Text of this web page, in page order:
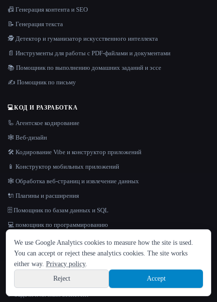
ЯЗЫК
English español Français Русский 简体中文
Hindi
Sign up
📠 Генерация контента и SEO
📝 Генерация текста
🕵️ Детектор и гуманизатор искусственного интеллекта
📄 Инструменты для работы с PDF-файлами и документами
📚 Помощник по выполнению домашних заданий и эссе
✍️ Помощник по письму
💻КОД И РАЗРАБОТКА
🦾 Агентское кодирование
🕸 Веб-дизайн
🛠️ Кодирование Vibe и конструктор приложений
📱 Конструктор мобильных приложений
🕸️ Обработка веб-страниц и извлечение данных
🔌 Плагины и расширения
🗄️ Помощник по базам данных и SQL
💻 помощник по программированию
ПРОДУКТИВНОСТЬ
🦾 Агенты искусственного интеллекта
🧠 Ведение заметок и «второй мозг»
✅ Задачи и личный ассистент
We use Google Analytics cookies to measure how the site is used.
You can accept or reject these analytics cookies. The site works
either way. Privacy policy.
Reject
Accept